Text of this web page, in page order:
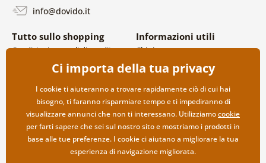
info@dovido.it
Tutto sullo shopping
Condizioni generali di vendita e
Politica sulla privacy
Opzioni di spedizione e
pagamento
Reso della merce
Informazioni utili
Chi siamo
FAQ
Contatti
Collaborazione all’ingrosso
Ci importa della tua privacy
I cookie ti aiuteranno a trovare rapidamente ciò di cui hai
bisogno, ti faranno risparmiare tempo e ti impediranno di
visualizzare annunci che non ti interessano. Utilizziamocookie
per farti sapere che sei sul nostro sito e mostriamo i prodotti in
base alle tue preferenze. I cookie ci aiutano a migliorare la tua
esperienza di navigazione migliorata.